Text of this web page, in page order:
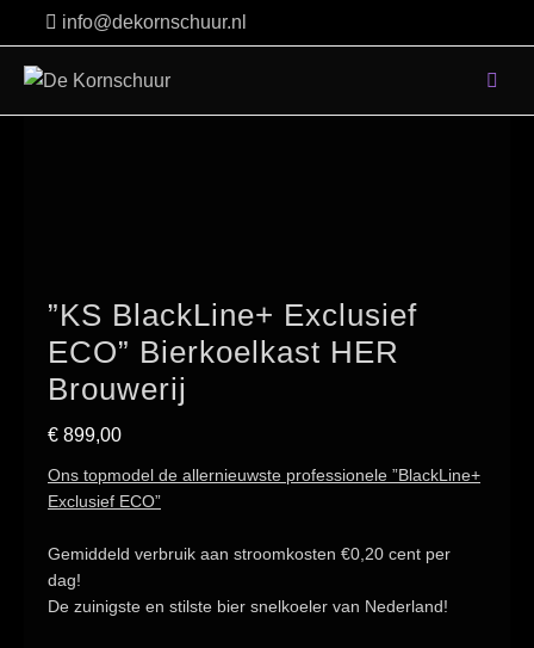
to
content
info@dekornschuur.nl
”KS BlackLine+ Exclusief
ECO” Bierkoelkast HER
Brouwerij
€ 899,00
Ons topmodel de allernieuwste professionele ”BlackLine+
Exclusief ECO”
Gemiddeld verbruik aan stroomkosten €0,20 cent per
dag!
De zuinigste en stilste bier snelkoeler van Nederland!